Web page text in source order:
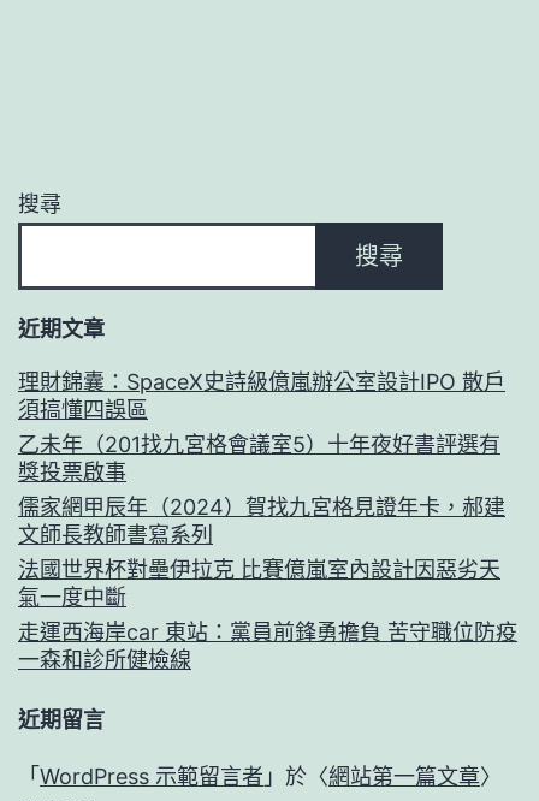
搜尋
搜尋
近期文章
理財錦囊：SpaceX史詩級億嵐辦公室設計IPO 散戶
須搞懂四誤區
乙未年（201找九宮格會議室5）十年夜好書評選有
獎投票啟事
儒家網甲辰年（2024）賀找九宮格見證年卡，郝建
文師長教師書寫系列
法國世界杯對壘伊拉克 比賽億嵐室內設計因惡劣天
氣一度中斷
走運西海岸car 東站：黨員前鋒勇擔負 苦守職位防疫
一森和診所健檢線
近期留言
「 WordPress 示範留言者 」於〈網站第一篇文章〉